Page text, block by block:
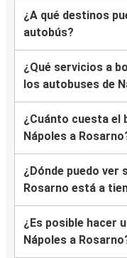
¿A qué destinos
autobús?
¿Qué servicios a
los autobuses de
¿Cuánto cuesta el
Nápoles a
¿Dónde puedo ver
Rosarno está a
¿Es posible hacer
Nápoles a